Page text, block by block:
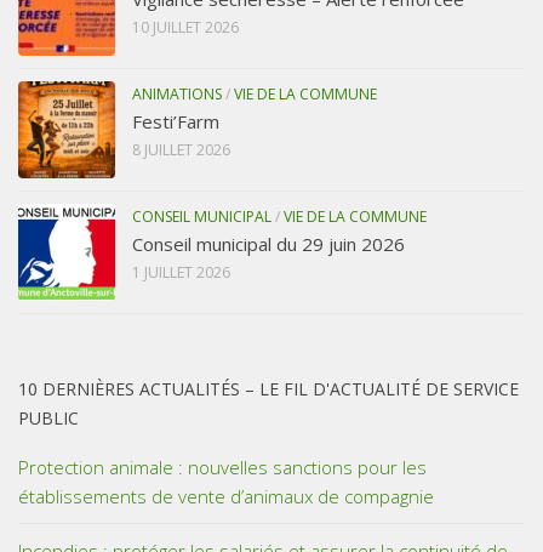
10 JUILLET 2026
ANIMATIONS/VIE DE LA COMMUNE
Festi’Farm
8 JUILLET 2026
CONSEIL MUNICIPAL/VIE DE LA COMMUNE
Conseil municipal du 29 juin 2026
1 JUILLET 2026
10 DERNIÈRES ACTUALITÉS – LE FIL D'ACTUALITÉ DE SERVICE
PUBLIC
Protection animale : nouvelles sanctions pour les
établissements de vente d’animaux de compagnie